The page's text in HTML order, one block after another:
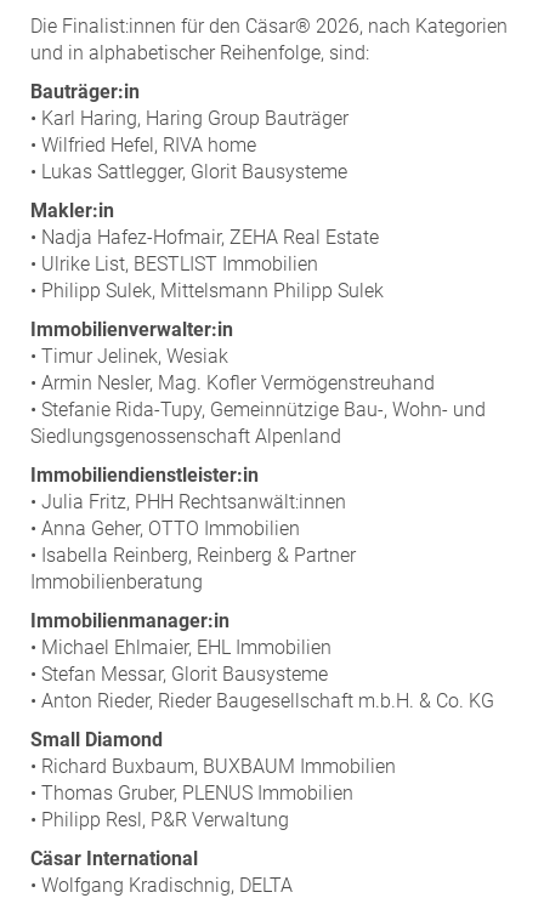
Die Finalist:innen für den Cäsar® 2026, nach Kategorien
und in alphabetischer Reihenfolge, sind:
Bauträger:in
• Karl Haring, Haring Group Bauträger
• Wilfried Hefel, RIVA home
• Lukas Sattlegger, Glorit Bausysteme
Makler:in
• Nadja Hafez-Hofmair, ZEHA Real Estate
• Ulrike List, BESTLIST Immobilien
• Philipp Sulek, Mittelsmann Philipp Sulek
Immobilienverwalter:in
• Timur Jelinek, Wesiak
• Armin Nesler, Mag. Kofler Vermögenstreuhand
• Stefanie Rida-Tupy, Gemeinnützige Bau-, Wohn- und
Siedlungsgenossenschaft Alpenland
Immobiliendienstleister:in
• Julia Fritz, PHH Rechtsanwält:innen
• Anna Geher, OTTO Immobilien
• Isabella Reinberg, Reinberg & Partner
Immobilienberatung
Immobilienmanager:in
• Michael Ehlmaier, EHL Immobilien
• Stefan Messar, Glorit Bausysteme
• Anton Rieder, Rieder Baugesellschaft m.b.H. & Co. KG
Small Diamond
• Richard Buxbaum, BUXBAUM Immobilien
• Thomas Gruber, PLENUS Immobilien
• Philipp Resl, P&R Verwaltung
Cäsar International
• Wolfgang Kradischnig, DELTA